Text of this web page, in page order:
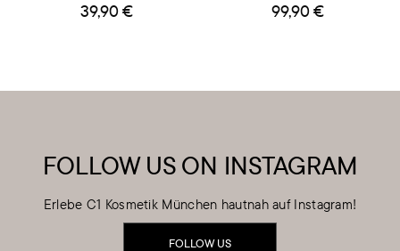
39,90 € 99,90 €
FOLLOW US ON INSTAGRAM
Erlebe C1 Kosmetik München hautnah auf Instagram!
FOLLOW US